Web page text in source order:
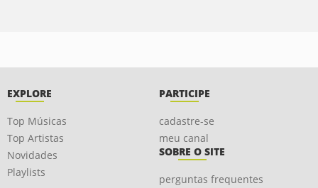
EXPLORE
Top Músicas
Top Artistas
Novidades
Playlists
PARTICIPE
cadastre-se
meu canal
SOBRE O SITE
perguntas frequentes